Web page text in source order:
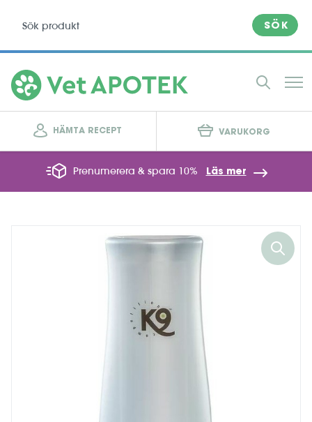
SÖK
HÄMTA RECEPT VARUKORG
Prenumerera & spara 10% Läs mer